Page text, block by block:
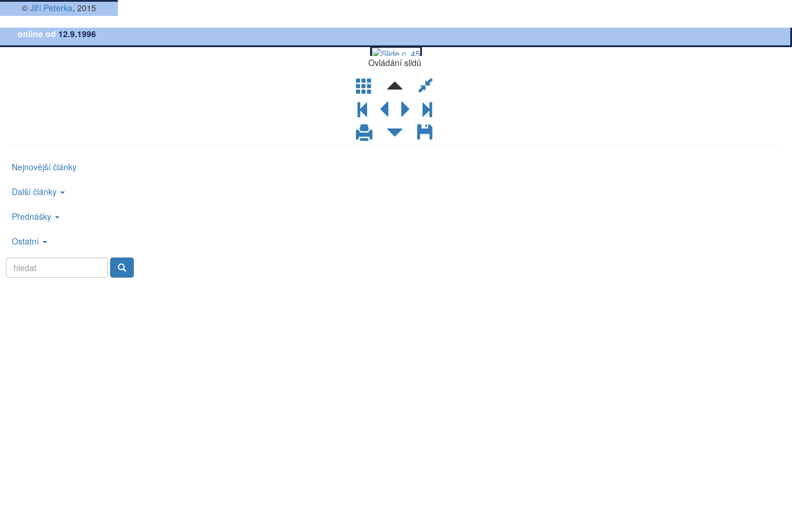
© Jiří Peterka, 2015
online od 12.9.1996
Ovládání slidů
Nejnovější články
Další články
Přednášky
Ostatní